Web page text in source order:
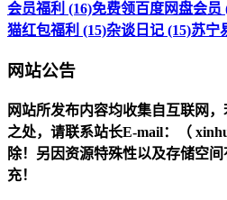
会员福利 (16)免费领百度网盘会员
猫红包福利 (15)杂谈日记 (15)苏宁
网站公告
网站所发布内容均收集自互联网
之处，请联系站长E-mail：（
除！另因资源特殊性以及存储空
充！